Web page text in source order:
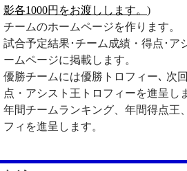
影各1000円をお渡しします。 )
チームのホームページを作ります。
試合予定結果･チーム成績・得点･ア
ームページに掲載します。
優勝チームには優勝トロフィー､ 次
点・アシスト王トロフィーを進呈し
年間チームランキング、年間得点王
フィを進呈します。